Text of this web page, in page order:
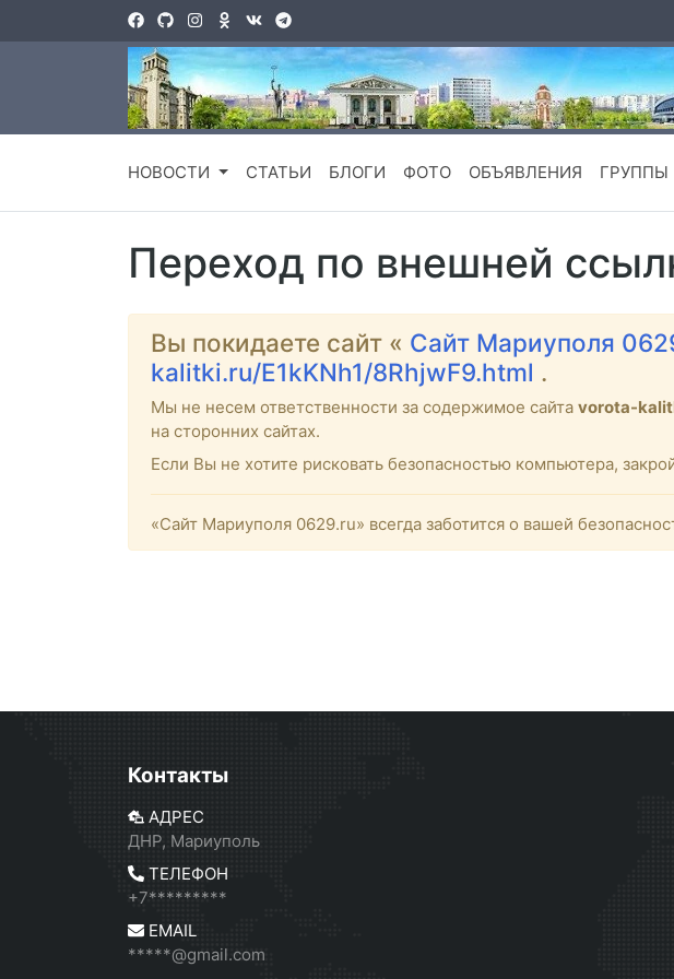
НОВОСТИ СТАТЬИ БЛОГИ ФОТО ОБЪЯВЛЕНИЯ ГРУППЫ
Переход по внешней
Вы покидаете сайт « Сайт Мариуполя
kalitki.ru/E1kKNh1/8RhjwF9.html .
Мы не несем ответственности за содержимое сайта vorota-
на сторонних сайтах.
Если Вы не хотите рисковать безопасностью компьютера,
«Сайт Мариуполя 0629.ru» всегда заботится о вашей
Контакты
АДРЕС
ДНР, Мариуполь
ТЕЛЕФОН
+7*********
EMAIL
*****@gmail.com